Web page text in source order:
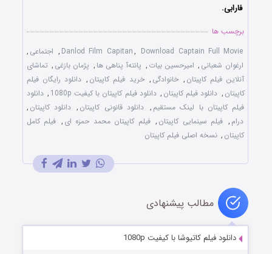
فارابی.
برچسب ها
Danlod Film Capitan, Download Captain Full Movie
, اجتماعی ,
ارغوان شعبانی , امیرحسین بیات , پانته‌آ پناهی ها , پژمان بازغی , تماشای
آنلاین فیلم کاپیتان , خانوادگی , خرید فیلم کاپیتان , دانلود رایگان فیلم
کاپیتان , دانلود فیلم کاپیتان , دانلود فیلم کاپیتان با کیفیت 1080p , دانلود
فیلم کاپیتان با لینک مستقیم , دانلود قانونی کاپیتان , دانلود کاپیتان ,
درام , فیلم سینمایی کاپیتان , فیلم کاپیتان محمد حمزه ای , فیلم کامل
کاپیتان , نسخه اصلی فیلم کاپیتان
مطالب پیشنهادی
دانلود فیلم کاتیوشا با کیفیت 1080p